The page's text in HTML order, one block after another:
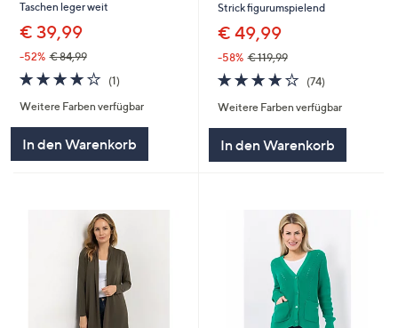
Taschen leger weit
€ 39,99
-52% € 84,99
4.0
von
5
(1)
Weitere Farben verfügbar
In den Warenkorb
Strick figurumspielend
€ 49,99
-58% € 119,99
3.7
von
5
(74)
Weitere Farben verfügbar
In den Warenkorb